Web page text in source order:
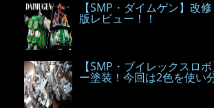
【SMP・ダイムゲン】改
版レビュー！！
【SMP・ブイレックスロ
ー塗装！今回は2色を使い